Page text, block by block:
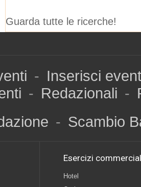
Guarda tutte le ricerche!
- Inserisci
- Redazionali -
- Scambio
Esercizi
Hotel